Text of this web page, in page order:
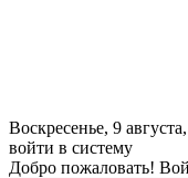
Воскресенье, 9
войти в систему
Добро пожаловать!